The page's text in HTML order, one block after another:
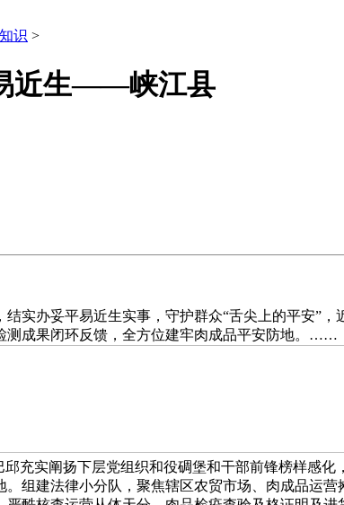
识 >
近生——峡江县
办妥平易近生实事，守护群众“舌尖上的平安”，
成果闭环反馈，全方位建牢肉成品平安防地。……
充实阐扬下层党组织和役碉堡和干部前锋榜样感
组建法律小分队，聚焦辖区农贸市场、肉成品运